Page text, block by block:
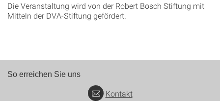
Die Veranstaltung wird von der Robert Bosch Stiftung mit
Mitteln der DVA-Stiftung gefördert.
So erreichen Sie uns
Kontakt